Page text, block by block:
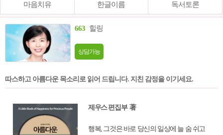
마음치유 한글이름 독서토론
663 힐링
상담가능
따스하고 아름다운 목소리로 읽어 드립니다. 지친 감정을 이기세요.
제우스 편집부 著
행복, 그것은 바로 당신의 일상에 늘 숨 쉬고